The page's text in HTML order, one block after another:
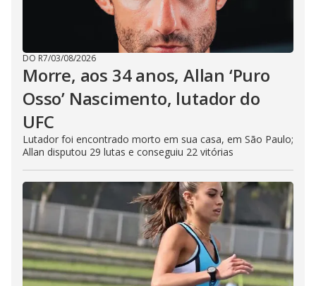
DO R7/03/08/2026
Morre, aos 34 anos, Allan ‘Puro
Osso’ Nascimento, lutador do
UFC
Lutador foi encontrado morto em sua casa, em São Paulo;
Allan disputou 29 lutas e conseguiu 22 vitórias